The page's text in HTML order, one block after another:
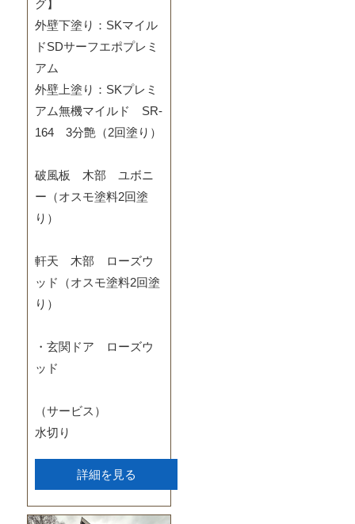
グ】
外壁下塗り：SKマイル
ドSDサーフエポプレミ
アム
外壁上塗り：SKプレミ
アム無機マイルド SR-
164 3分艶（2回塗り）
破風板 木部 ユボニ
ー（オスモ塗料2回塗
り）
軒天 木部 ローズウ
ッド（オスモ塗料2回塗
り）
・玄関ドア ローズウ
ッド
（サービス）
水切り
詳細を見る